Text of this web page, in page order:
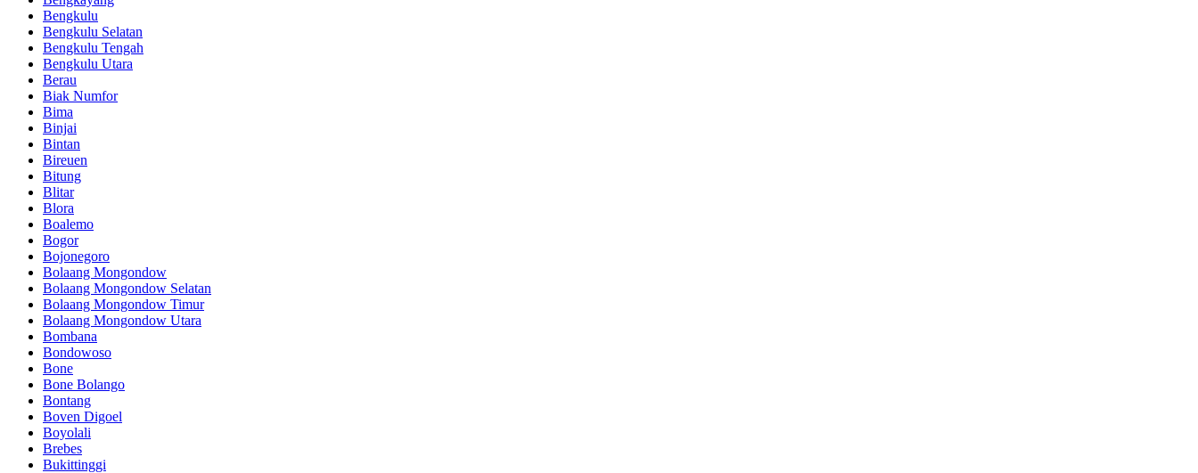
Bengkulu
Bengkulu Selatan
Bengkulu Tengah
Bengkulu Utara
Berau
Biak Numfor
Bima
Binjai
Bintan
Bireuen
Bitung
Blitar
Blora
Boalemo
Bogor
Bojonegoro
Bolaang Mongondow
Bolaang Mongondow Selatan
Bolaang Mongondow Timur
Bolaang Mongondow Utara
Bombana
Bondowoso
Bone
Bone Bolango
Bontang
Boven Digoel
Boyolali
Brebes
Bukittinggi